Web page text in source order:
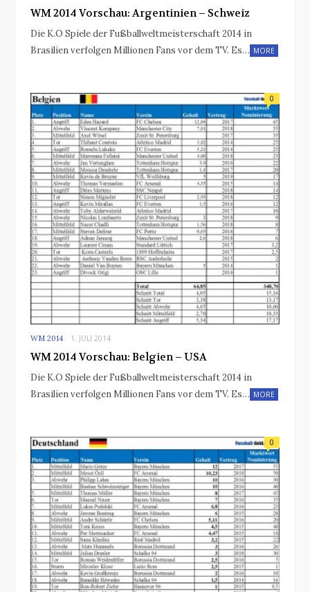
WM 2014 Vorschau: Argentinien – Schweiz
Die K.O Spiele der Fußballweltmeisterschaft 2014 in
Brasilien verfolgen Millionen Fans vor dem TV. Es… MORE
WM 2014 1. JULI 2014
0
WM 2014 Vorschau: Belgien – USA
Die K.O Spiele der Fußballweltmeisterschaft 2014 in
Brasilien verfolgen Millionen Fans vor dem TV. Es… MORE
0